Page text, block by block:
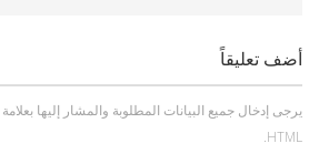
أضف تعليقاً
يرجى إدخال جميع البيانات المطلوبة والمشار إليها
HTML.